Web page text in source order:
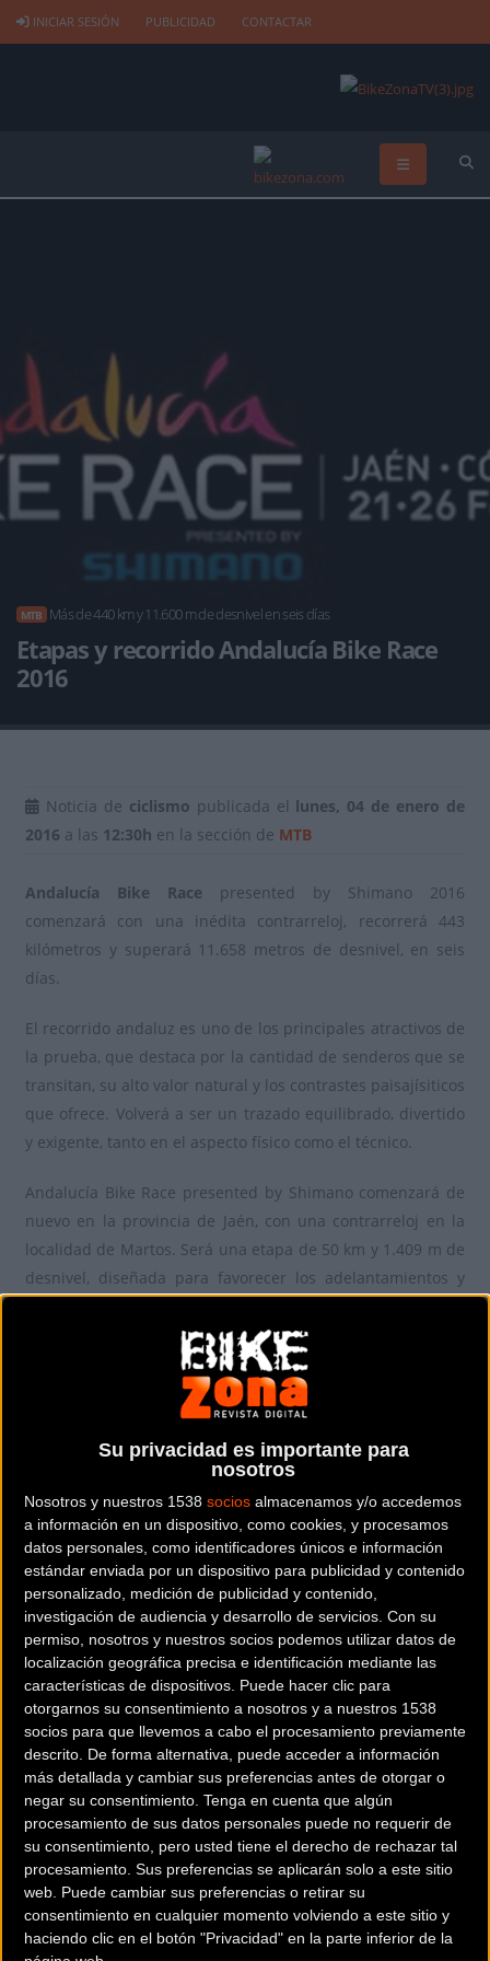
Su privacidad es importante para
nosotros
Nosotros y nuestros 1538 socios almacenamos y/o accedemos
a información en un dispositivo, como cookies, y procesamos
datos personales, como identificadores únicos e información
estándar enviada por un dispositivo para publicidad y contenido
personalizado, medición de publicidad y contenido,
investigación de audiencia y desarrollo de servicios. Con su
permiso, nosotros y nuestros socios podemos utilizar datos de
localización geográfica precisa e identificación mediante las
características de dispositivos. Puede hacer clic para
otorgarnos su consentimiento a nosotros y a nuestros 1538
socios para que llevemos a cabo el procesamiento previamente
descrito. De forma alternativa, puede acceder a información
más detallada y cambiar sus preferencias antes de otorgar o
negar su consentimiento. Tenga en cuenta que algún
procesamiento de sus datos personales puede no requerir de
su consentimiento, pero usted tiene el derecho de rechazar tal
procesamiento. Sus preferencias se aplicarán solo a este sitio
web. Puede cambiar sus preferencias o retirar su
consentimiento en cualquier momento volviendo a este sitio y
haciendo clic en el botón "Privacidad" en la parte inferior de la
INICIAR SESIÓN PUBLICIDAD CONTACTAR
MTB Más de 440 km y 11.600 m de desnivel en seis días
Etapas y recorrido Andalucía Bike Race
2016
Noticia de ciclismo publicada el lunes, 04 de enero de
2016 a las 12:30h en la sección de MTB
Andalucía Bike Race presented by Shimano 2016
comenzará con una inédita contrarreloj, recorrerá 443
kilómetros y superará 11.658 metros de desnivel, en seis
días.
El recorrido andaluz es uno de los principales atractivos de
la prueba, que destaca por la cantidad de senderos que se
transitan, su alto valor natural y los contrastes paisajísiticos
que ofrece. Volverá a ser un trazado equilibrado, divertido
y exigente, tanto en el aspecto físico como el técnico.
Andalucía Bike Race presented by Shimano comenzará de
nuevo en la provincia de Jaén, con una contrarreloj en la
localidad de Martos. Será una etapa de 50 km y 1.409 m de
desnivel, diseñada para favorecer los adelantamientos y
Servirá para determinar el orden de salida del día
siguiente y favorecer una salida limpia del pelotón de más
de 700 participantes, de acuerdo a su clasificación
Con salida y llegada al Paddock ubicado en Jaén capital
(instalaciones IFEJA), la segunda etapa será la que tenga
mayor desnivel acumulado, 2.631 metros en 76,8
kilómetros. Una etapa quebrada salpicada de tramos
técnicos tanto en ascenso como en descenso, y toda clase
de terreno.
La tercera etapa se disputará en Andújar, una localidad a
medio camino entre las ciudades de Jaén y Córdoba. Será
el día de transición cuando la prueba se traslada de Jaén a
Córdoba.
Andújar, que fue sede una de las etapas más populares en
2014, volverá a albergar una etapa de Andalucía Bike Race
presented by Shimano. Una etapa variada y preciosa de
72,3 kilómetros y 1.852 metros de ascensión.